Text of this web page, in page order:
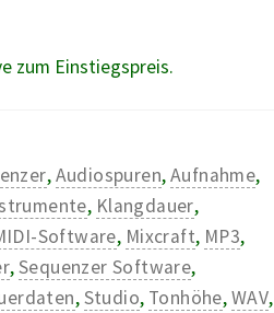
zum Einstiegspreis.
,Audiospuren,Aufnahme,
, Klangdauer,
Software, Mixcraft, MP3,
,Sequenzer Software,
,Studio, Tonhöhe,WAV,